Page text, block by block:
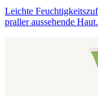
Leichte
praller aussehende Haut.